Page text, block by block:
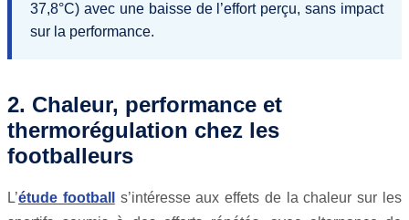
37,8°C) avec une baisse de l’effort perçu, sans impact
sur la performance.
2. Chaleur, performance et
thermorégulation chez les
footballeurs
L’étude football
s’intéresse aux effets de la chaleur sur les